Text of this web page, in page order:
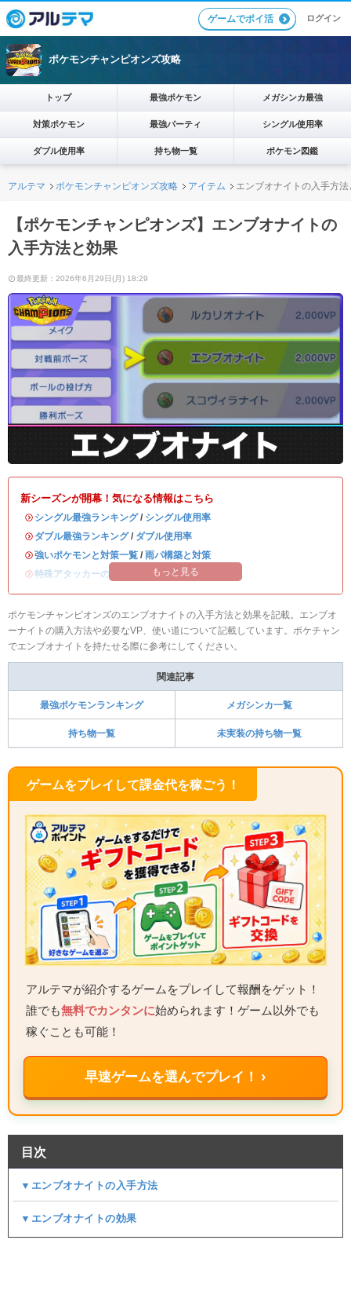
ゲームでポイ活 ログイン
ポケモンチャンピオンズ攻略
トップ 最強ポケモン メガシンカ最強
対策ポケモン 最強パーティ シングル使用率
ダブル使用率 持ち物一覧 ポケモン図鑑
アルテマ ポケモンチャンピオンズ攻略 アイテム エンブオナイトの入手方
【ポケモンチャンピオンズ】エンブオナイトの
入手方法と効果
最終更新：2026年6月29日(月) 18:29
新シーズンが開幕！気になる情報はこちら
・ シングル最強ランキング/ シングル使用率
・ ダブル最強ランキング/ ダブル使用率
・強いポケモンと対策一覧 / 雨パ構築と対策
・特殊アタッカーのおすすめランキング
もっと見る
ポケモンチャンピオンズのエンブオナイトの入手方法と効果を記載。エンブオ
ーナイトの購入方法や必要なVP、使い道について記載しています。ポケチャン
でエンブオナイトを持たせる際に参考にしてください。
関連記事
最強ポケモンランキング メガシンカ一覧
持ち物一覧 未実装の持ち物一覧
ゲームをプレイして課金代を稼ごう！
アルテマが紹介するゲームをプレイして報酬をゲット！
誰でも無料でカンタンに始められます！ゲーム以外でも
稼ぐことも可能！
早速ゲームを選んでプレイ！ ›
目次
▼エンブオナイトの入手方法
▼エンブオナイトの効果